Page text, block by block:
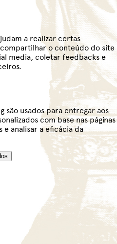
a realizar certas
o conteúdo do site
media, coletar feedbacks e
são usados para entregar aos
com base nas páginas
e analisar a eficácia da